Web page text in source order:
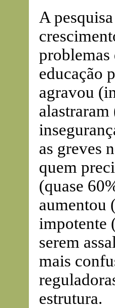
A
problemas
educação
agravou
as greves
quem
(quase
aumentou
impotente
serem
mais
estrutura.